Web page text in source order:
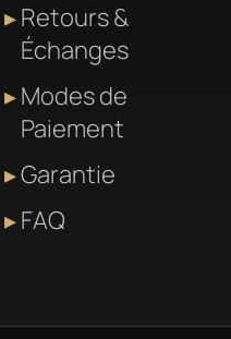
Retours &
Échanges
Modes de
Paiement
Garantie
FAQ